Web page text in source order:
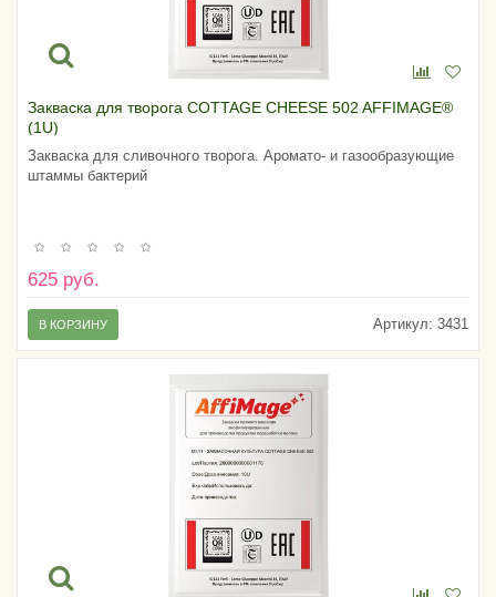
Закваска для творога COTTAGE CHEESE 502 AFFIMAGE®
(1U)
Закваска для сливочного творога. Аромато- и газообразующие
штаммы бактерий
625 руб.
Артикул: 3431
В КОРЗИНУ